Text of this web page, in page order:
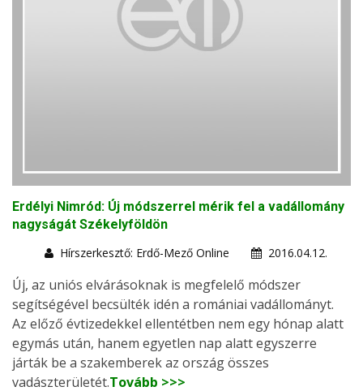
Erdélyi Nimród: Új módszerrel mérik fel a vadállomány
nagyságát Székelyföldön
Hírszerkesztő: Erdő-Mező Online
2016.04.12.
Új, az uniós elvárásoknak is megfelelő módszer
segítségével becsülték idén a romániai vadállományt.
Az előző évtizedekkel ellentétben nem egy hónap alatt
egymás után, hanem egyetlen nap alatt egyszerre
járták be a szakemberek az ország összes
vadászterületét.Tovább >>>